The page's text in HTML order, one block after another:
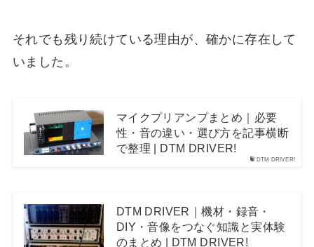
それでも残り続けている理由が、確かに存在して
いました。
DTM DRIVER!
マイクプリアンプまとめ｜必要
性・音の違い・選び方を記事横断
で整理 | DTM DRIVER!
DTM DRIVER｜機材・録音・
DIY・音像をつなぐ知識と実体験
のまとめ | DTM DRIVER!